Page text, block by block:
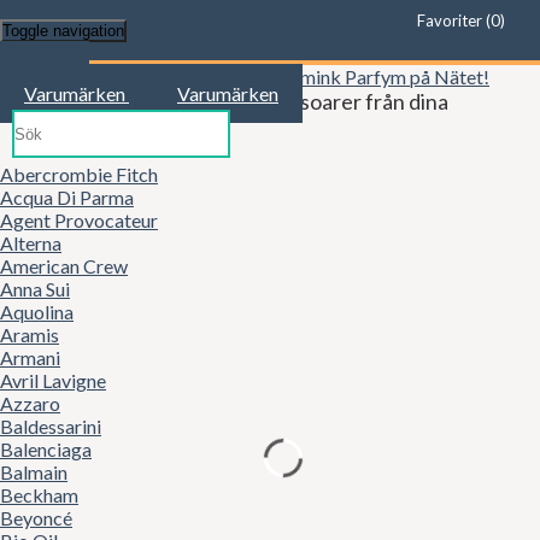
Favoriter (0)
Kläder, mode, smink och accessoarer från dina
favoritbutiker!
Toggle navigation
Varumärken
Varumärken
Abercrombie Fitch
Acqua Di Parma
Agent Provocateur
Alterna
American Crew
Anna Sui
Aquolina
Aramis
Armani
Avril Lavigne
Azzaro
Baldessarini
Balenciaga
Balmain
Beckham
Beyoncé